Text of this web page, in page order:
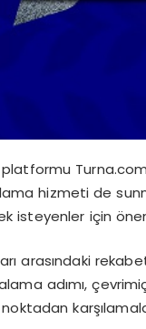
hizmeti de
isteyenler için
arasındaki
adımı,
noktadan